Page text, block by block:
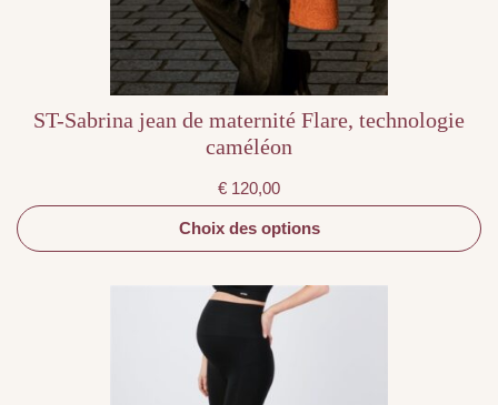
ST-Sabrina jean de maternité Flare, technologie
caméléon
€ 120,00
Choix des options
la
page
Ce
produit
plusieurs
variations.
options